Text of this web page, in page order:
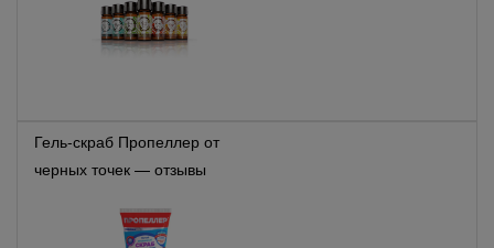
Гель-скраб Пропеллер от
черных точек — отзывы